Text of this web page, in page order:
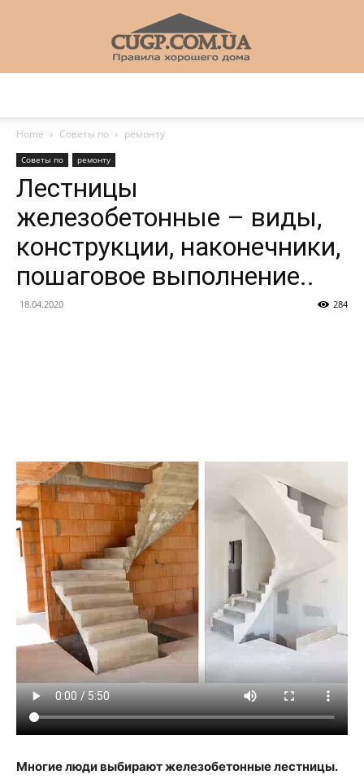
портал
Home Советы по ремонту
Советы по ремонту
Лестницы
железобетонные – виды,
конструкции, наконечники,
пошаговое выполнение..
18.04.2020 284
Многие люди выбирают железобетонные лестницы.